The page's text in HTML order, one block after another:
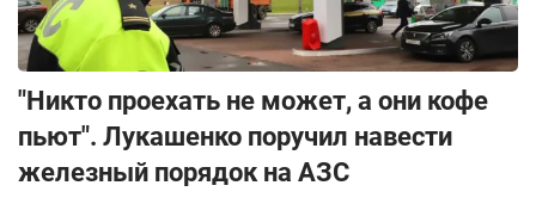
"Никто проехать не может, а они кофе
пьют". Лукашенко поручил навести
железный порядок на АЗС